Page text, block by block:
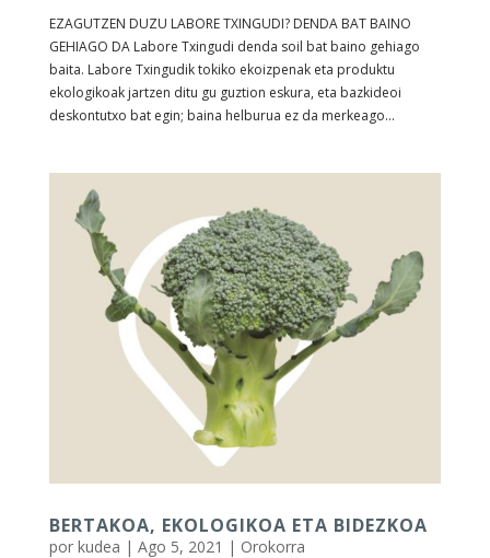
EZAGUTZEN DUZU LABORE TXINGUDI? DENDA BAT BAINO
GEHIAGO DA Labore Txingudi denda soil bat baino gehiago
baita. Labore Txingudik tokiko ekoizpenak eta produktu
ekologikoak jartzen ditu gu guztion eskura, eta bazkideoi
deskontutxo bat egin; baina helburua ez da merkeago...
BERTAKOA, EKOLOGIKOA ETA BIDEZKOA
por kudea | Ago 5, 2021 | Orokorra